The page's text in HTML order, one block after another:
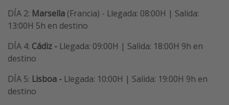
DÍA 2: Marsella (Francia) - Llegada: 08:00H | Salida:
13:00H 5h en destino
DÍA 4: Cádiz - Llegada: 09:00H | Salida: 18:00H 9h en
destino
DÍA 5: Lisboa - Llegada: 10:00H | Salida: 19:00H 9h en
destino